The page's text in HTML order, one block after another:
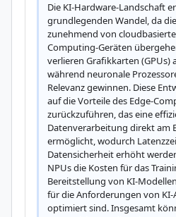
Die KI-Hardware-Landschaft
grundlegenden Wandel, da
zunehmend von
Computing-Geräten
verlieren Grafikkarten (GPUs)
während neuronale
Relevanz gewinnen. Diese
auf die Vorteile des Edge-
zurückzuführen, das eine
Datenverarbeitung direkt am
ermöglicht, wodurch
Datensicherheit erhöht
NPUs die Kosten für das
Bereitstellung von KI-
für die Anforderungen von
optimiert sind. Insgesamt